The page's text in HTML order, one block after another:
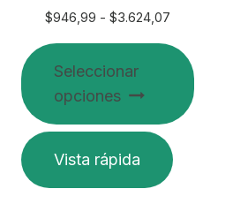
$946,99 - $3.624,07
precios:
desde
$946,99
hasta
Seleccionar
opciones
Este
producto
tiene
Vista rápida